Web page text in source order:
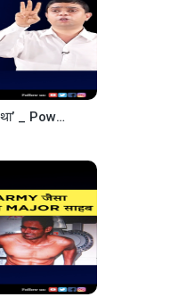
‘मेरे दिमाग के अंदर पानी भर गया था’ _ Powerful Story _ Suhas Jadhav _ Josh Talks Hindi